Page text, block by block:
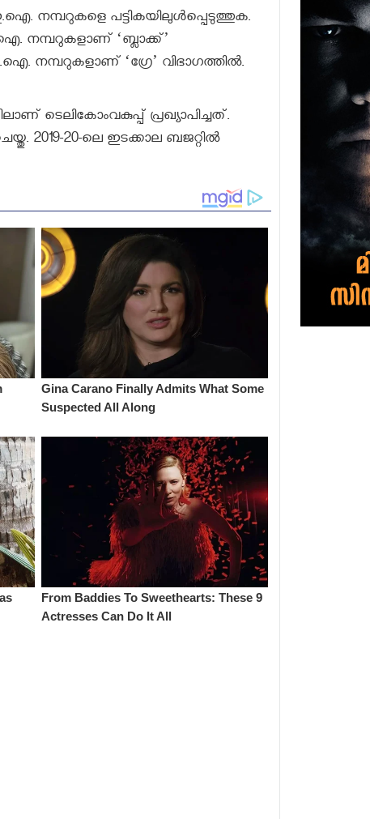
നമ്പറുകളെ പട്ടികയിലുള്‍പ്പെടുത്തുക.
‘ബ്ലാക്ക്’
നമ്പറുകളാണ് ‘ഗ്രേ’ വിഭാഗത്തില്‍.
ടെലികോംവകുപ്പ് പ്രഖ്യാപിച്ചത്.
2019-20-ലെ ഇടക്കാല ബജറ്റില്‍